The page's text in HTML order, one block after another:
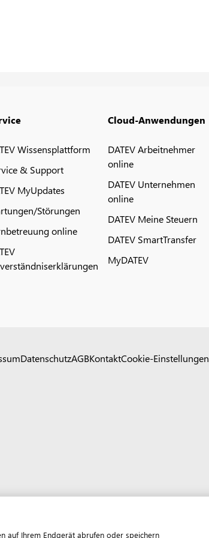
Wissensplattform
& Support
MyUpdates
Störungen
online
Cloud-Anwendungen
DATEV Arbeitnehmer
online
DATEV Unternehmen
online
DATEV Meine Steuern
DATEV SmartTransfer
MyDATEV
DatenschutzAGBKontaktCookie-Einstellungen
auf Ihrem Endgerät abrufen oder speichern